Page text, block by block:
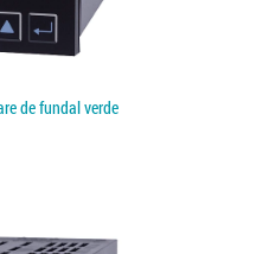
de fundal verde